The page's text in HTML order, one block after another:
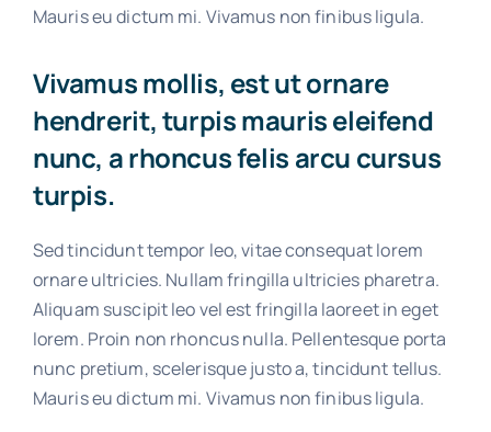
Mauris eu dictum mi. Vivamus non finibus ligula.
Vivamus mollis, est ut ornare
hendrerit, turpis mauris eleifend
nunc, a rhoncus felis arcu cursus
turpis.
Sed tincidunt tempor leo, vitae consequat lorem
ornare ultricies. Nullam fringilla ultricies pharetra.
Aliquam suscipit leo vel est fringilla laoreet in eget
lorem. Proin non rhoncus nulla. Pellentesque porta
nunc pretium, scelerisque justo a, tincidunt tellus.
Mauris eu dictum mi. Vivamus non finibus ligula.